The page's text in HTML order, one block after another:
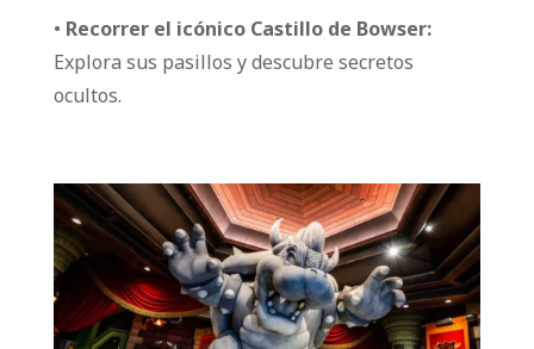
• Recorrer el icónico Castillo de Bowser:
Explora sus pasillos y descubre secretos
ocultos.